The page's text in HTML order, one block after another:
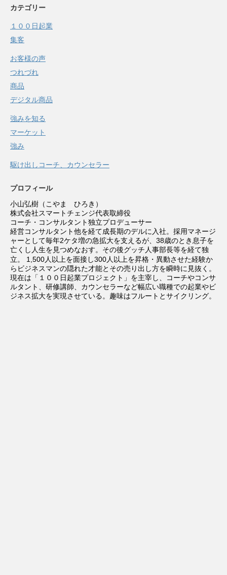
カテゴリー
１００日起業
集客
お客様の声
つれづれ
商品
デジタル商品
強みを知る
マーケット
強み
駆け出しコーチ、カウンセラー
プロフィール
小山弘樹（こやま ひろき）
株式会社スマートチェンジ代表取締役
コーチ・コンサルタント独立プロデューサー
経営コンサルタント他を経て成長期のデルに入社。採用マネージ
ャーとして毎年2ケタ増の急拡大を支えるが、38歳のとき息子を
亡くし人生を見つめなおす。その後グッチ人事部長等を経て独
立。
1,500人以上を面接し300人以上を昇格・異動させた経験か
らビジネスマンの隠れた才能とその売り出し方を瞬時に見抜く。
現在は「１００日起業プロジェクト」を主宰し、コーチやコンサ
ルタント、研修講師、カウンセラーなど幅広い職種での起業やビ
ジネス拡大を実現させている。趣味はフルートとサイクリング。